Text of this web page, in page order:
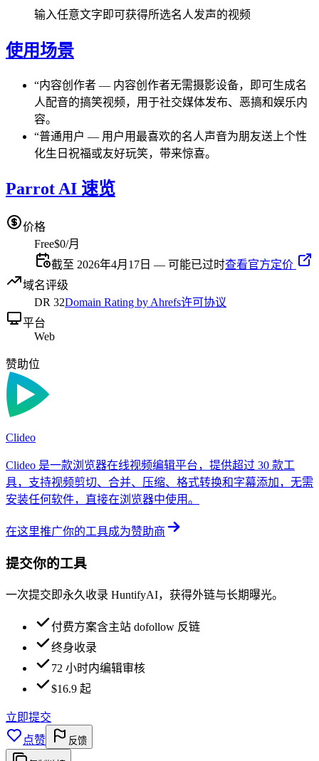
输入任意文字即可获得所选名人发声的视频
使用场景
“内容创作者 — 内容创作者无需摄影设备，即可生成名
人配音的搞笑视频，用于社交媒体发布、恶搞和娱乐内
容。
“普通用户 — 用户用最喜欢的名人声音为朋友送上个性
化生日祝福或友好玩笑，带来惊喜。
Parrot AI 速览
价格
Free$0/月
截至 2026年4月17日 — 可能已过时查看官方定价
域名评级
DR 32Domain Rating by Ahrefs许可协议
平台
Web
赞助位
Clideo
Clideo 是一款浏览器在线视频编辑平台，提供超过 30 款工
具，支持视频剪切、合并、压缩、格式转换和字幕添加，无需
安装任何软件，直接在浏览器中使用。
在这里推广你的工具成为赞助商
提交你的工具
一次提交即永久收录 HuntifyAI，获得外链与长期曝光。
付费方案含主站 dofollow 反链
终身收录
72 小时内编辑审核
$16.9 起
立即提交
点赞
反馈